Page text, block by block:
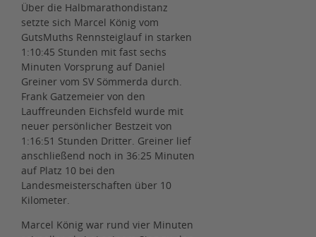
Über die Halbmarathondistanz
setzte sich Marcel König vom
GutsMuths Rennsteiglauf in starken
1:10:45 Stunden mit fast sechs
Minuten Vorsprung auf Daniel
Greiner vom SV Sömmerda durch.
Frank Gatzemeier von den
Lauffreunden Eichsfeld wurde mit
neuer persönlicher Bestzeit von
1:16:51 Stunden Dritter. Greiner lief
anschließend noch in 36:25 Minuten
auf Platz 10 bei den
Landesmeisterschaften über 10
Kilometer.
Marcel König war rund vier Minuten